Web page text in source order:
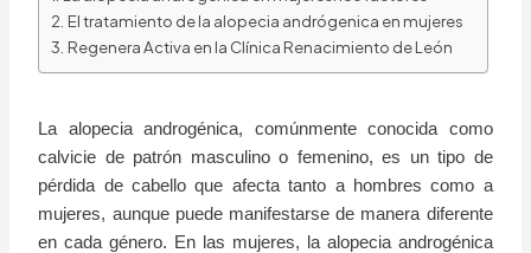
El tratamiento de la alopecia andrógenica en mujeres
Regenera Activa en la Clínica Renacimiento de León
La alopecia androgénica, comúnmente conocida como
calvicie de patrón masculino o femenino, es un tipo de
pérdida de cabello que afecta tanto a hombres como a
mujeres, aunque puede manifestarse de manera diferente
en cada género. En las mujeres, la alopecia androgénica